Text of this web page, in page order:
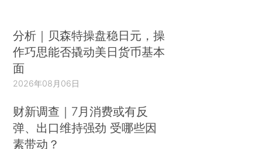
分析｜贝森特操盘稳日元，操
作巧思能否撬动美日货币基本
面
2026年08月06日
财新调查｜7月消费或有反
弹、出口维持强劲 受哪些因
素带动？